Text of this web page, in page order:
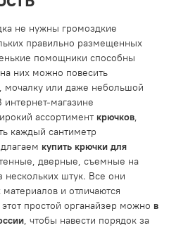
не нужны громоздкие
правильно размещенных
помощники способны
них можно повесить
мочалку или даже небольшой
магазине
ассортимент крючков,
каждый сантиметр
купить крючки для
дверные, съемные на
штук. Все они
и отличаются
простой органайзер можно в
, чтобы навести порядок за